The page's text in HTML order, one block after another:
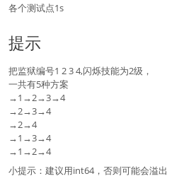
各个测试点1s
提示
把监狱编号1 2 3 4,闪烁技能为2级，
一共有5种方案
→1→2→3→4
→2→3→4
→2→4
→1→3→4
→1→2→4
小提示：建议用int64，否则可能会溢出